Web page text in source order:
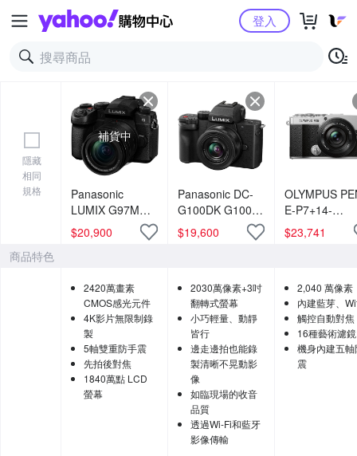
Yahoo購物中心登入
隱藏
相同
規格
補貨中
Panasonic
LUMIX G97M
DC-G97M G97
單機身 + 12-
$20,900
Panasonic DC-
G100DK G100D
+ 12-32mm 變焦
鏡組 公司貨
$19,600
OLYMPUS
E-P7+14-
42mmF3.5-
鏡頭組 (公司
$23,741
商品特色
2420萬畫素
CMOS感光元件
4K影片無限制錄
製
5軸雙重防手震
先拍後對焦
1840萬點 LCD
螢幕
2030萬像素+3吋
翻轉式螢幕
小巧輕量、動靜
皆行
邊走邊拍也能錄
製清晰不晃動影
像
如臨現場的收音
品質
透過Wi-Fi和藍牙
影像傳輸
2,040 萬像素
內建藍芽、
觸控自動對焦
16種藝術濾鏡
機身內建五軸
震